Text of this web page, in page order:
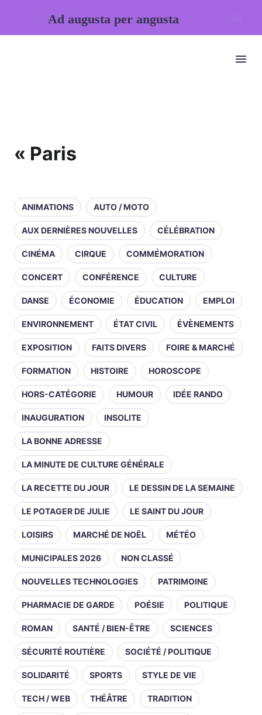
« Paris
ANIMATIONS AUTO / MOTO
AUX DERNIÈRES NOUVELLES CÉLÉBRATION
CINÉMA CIRQUE COMMÉMORATION
CONCERT CONFÉRENCE CULTURE
DANSE ÉCONOMIE ÉDUCATION EMPLOI
ENVIRONNEMENT ÉTAT CIVIL ÉVÈNEMENTS
EXPOSITION FAITS DIVERS FOIRE & MARCHÉ
FORMATION HISTOIRE HOROSCOPE
HORS-CATÉGORIE HUMOUR IDÉE RANDO
INAUGURATION INSOLITE
LA BONNE ADRESSE
LA MINUTE DE CULTURE GÉNÉRALE
LA RECETTE DU JOUR LE DESSIN DE LA SEMAINE
LE POTAGER DE JULIE LE SAINT DU JOUR
LOISIRS MARCHÉ DE NOËL MÉTÉO
MUNICIPALES 2026 NON CLASSÉ
NOUVELLES TECHNOLOGIES PATRIMOINE
PHARMACIE DE GARDE POÉSIE POLITIQUE
ROMAN SANTÉ / BIEN-ÊTRE SCIENCES
SÉCURITÉ ROUTIÈRE SOCIÉTÉ / POLITIQUE
SOLIDARITÉ SPORTS STYLE DE VIE
TECH / WEB THÉÂTRE TRADITION
Ad augusta per angusta